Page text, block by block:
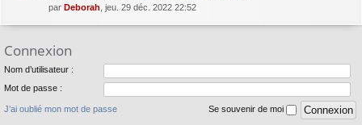
par Deborah , jeu. 29 déc. 2022 22:52
Connexion
Nom d’utilisateur :
Mot de passe :
J’ai oublié mon mot de passe Se souvenir de moi